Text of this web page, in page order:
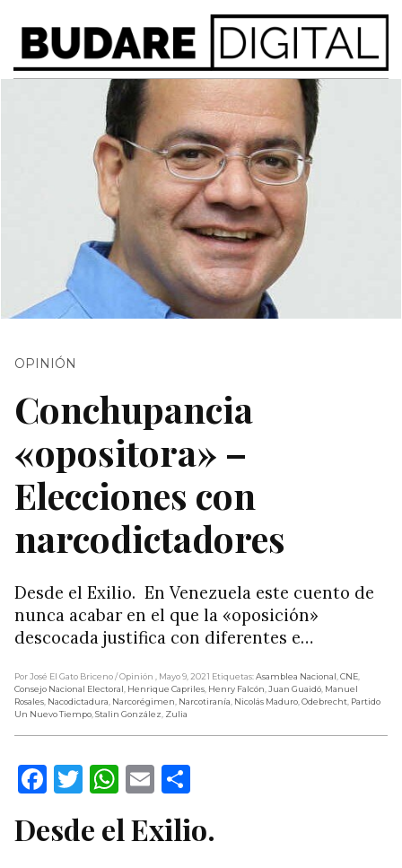
OPINIÓN
Conchupancia
«opositora» –
Elecciones con
narcodictadores
Desde el Exilio. En Venezuela este cuento de
nunca acabar en el que la «oposición»
descocada justifica con diferentes e…
Por José El Gato Briceno/ Opinión , Mayo 9, 2021 Etiquetas:Asamblea Nacional,CNE,
Consejo Nacional Electoral, Henrique Capriles, Henry Falcón,Juan Guaidó, Manuel
Rosales, Nacodictadura, Narcorégimen, Narcotiranía, Nicolás Maduro,Odebrecht, Partido
Un Nuevo Tiempo,Stalin González, Zulia
Facebook
Twitter
WhatsApp
Email
Desde el Exilio.